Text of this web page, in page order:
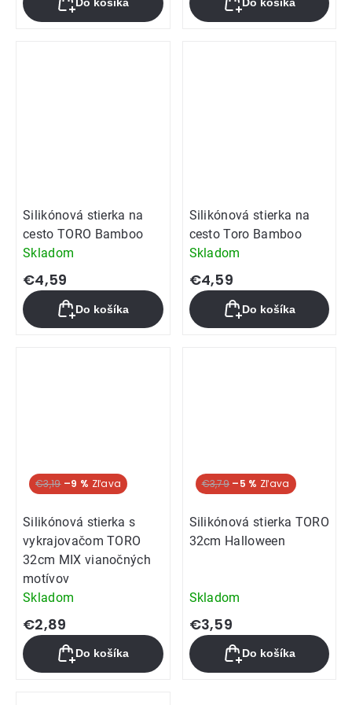
Do košíka Do košíka
Silikónová stierka na
cesto TORO Bamboo
Skladom
€4,59
Do košíka
Silikónová stierka na
cesto Toro Bamboo
Skladom
€4,59
Do košíka
€3,19 –9 %
Silikónová stierka s
vykrajovačom TORO
32cm MIX vianočných
motívov
Skladom
€2,89
Do košíka
€3,79 –5 %
Silikónová stierka TORO
32cm Halloween
Skladom
€3,59
Do košíka